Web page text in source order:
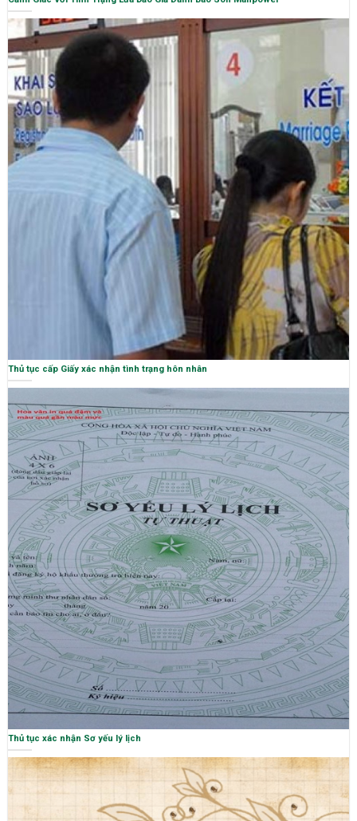
Thủ tục cấp Giấy xác nhận tình trạng hôn nhân
Thủ tục xác nhận Sơ yếu lý lịch